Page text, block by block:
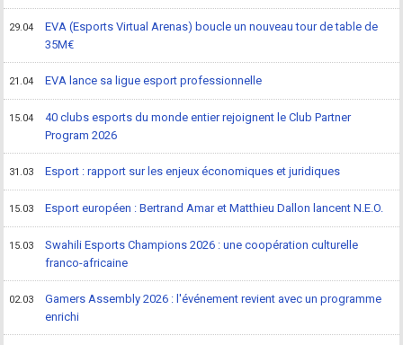
29.04
EVA (Esports Virtual Arenas) boucle un nouveau tour de table de
35M€
21.04 EVA lance sa ligue esport professionnelle
15.04
40 clubs esports du monde entier rejoignent le Club Partner
Program 2026
31.03 Esport : rapport sur les enjeux économiques et juridiques
15.03 Esport européen : Bertrand Amar et Matthieu Dallon lancent N.E.O.
15.03
Swahili Esports Champions 2026 : une coopération culturelle
franco-africaine
02.03
Gamers Assembly 2026 : l'événement revient avec un programme
enrichi